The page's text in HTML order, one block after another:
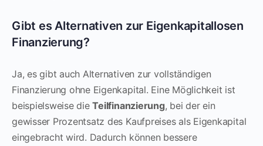
Gibt es Alternativen zur Eigenkapitallosen
Finanzierung?
Ja, es gibt auch Alternativen zur vollständigen
Finanzierung ohne Eigenkapital. Eine Möglichkeit ist
beispielsweise dieTeilfinanzierung, bei der ein
gewisser Prozentsatz des Kaufpreises als Eigenkapital
eingebracht wird. Dadurch können bessere